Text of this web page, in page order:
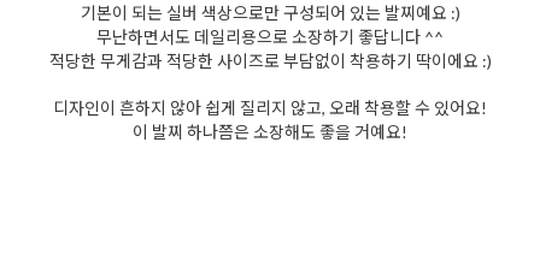
기본이 되는 실버 색상으로만 구성되어 있는 발찌예요 :)
무난하면서도 데일리용으로 소장하기 좋답니다 ^^
적당한 무게감과 적당한 사이즈로 부담없이 착용하기 딱이에요 :)
디자인이 흔하지 않아 쉽게 질리지 않고, 오래 착용할 수 있어요!
이 발찌 하나쯤은 소장해도 좋을 거예요!